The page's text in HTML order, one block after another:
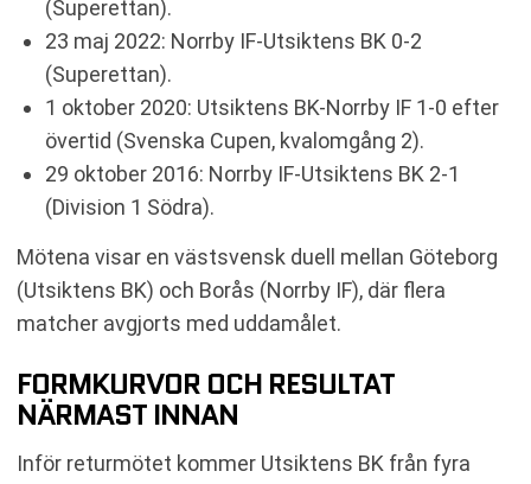
(Superettan).
23 maj 2022: Norrby IF-Utsiktens BK 0-2
(Superettan).
1 oktober 2020: Utsiktens BK-Norrby IF 1-0 efter
övertid (Svenska Cupen, kvalomgång 2).
29 oktober 2016: Norrby IF-Utsiktens BK 2-1
(Division 1 Södra).
Mötena visar en västsvensk duell mellan Göteborg
(Utsiktens BK) och Borås (Norrby IF), där flera
matcher avgjorts med uddamålet.
FORMKURVOR OCH RESULTAT
NÄRMAST INNAN
Inför returmötet kommer Utsiktens BK från fyra